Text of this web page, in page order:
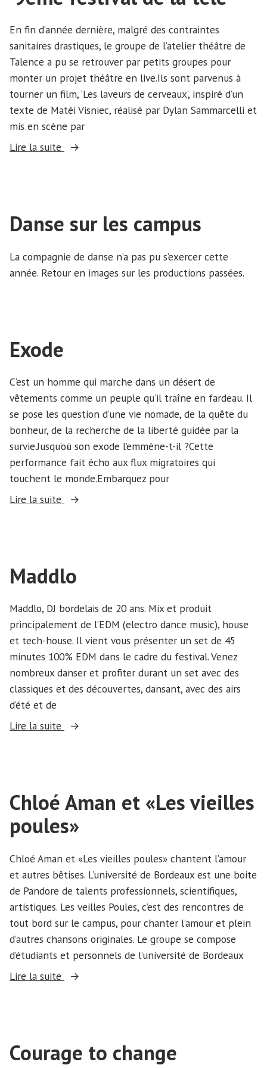
En fin d’année dernière, malgré des contraintes
sanitaires drastiques, le groupe de l’atelier théâtre de
Talence a pu se retrouver par petits groupes pour
monter un projet théâtre en live.Ils sont parvenus à
tourner un film, ‘Les laveurs de cerveaux’, inspiré d’un
texte de Matéi Visniec, réalisé par Dylan Sammarcelli et
mis en scène par
Lire la suite
« ‘Les
‘9ème
de
la
Danse sur les campus
La compagnie de danse n’a pas pu s’exercer cette
année. Retour en images sur les productions passées.
Exode
C’est un homme qui marche dans un désert de
vêtements comme un peuple qu’il traîne en fardeau. Il
se pose les question d’une vie nomade, de la quête du
bonheur, de la recherche de la liberté guidée par la
survie.Jusqu’où son exode l’emmène-t-il ?Cette
performance fait écho aux flux migratoires qui
touchent le monde.Embarquez pour
Lire la suite
« Exode »
Maddlo
Maddlo, DJ bordelais de 20 ans. Mix et produit
principalement de l’EDM (electro dance music), house
et tech-house. Il vient vous présenter un set de 45
minutes 100% EDM dans le cadre du festival. Venez
nombreux danser et profiter durant un set avec des
classiques et des découvertes, dansant, avec des airs
d’été et de
Lire la suite
« Maddlo »
Chloé Aman et «Les vieilles
poules»
Chloé Aman et «Les vieilles poules» chantent l’amour
et autres bêtises. L’université de Bordeaux est une boite
de Pandore de talents professionnels, scientifiques,
artistiques. Les veilles Poules, c’est des rencontres de
tout bord sur le campus, pour chanter l’amour et plein
d’autres chansons originales. Le groupe se compose
d’étudiants et personnels de l’université de Bordeaux
Lire la suite
« Chloé
poules» »
Courage to change